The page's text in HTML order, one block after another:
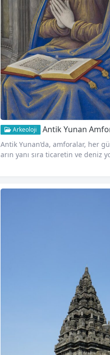
Arkeoloji Antik Yunan
Antik Yunan’da, amforalar, her
arın yanı sıra ticaretin ve deniz
el unsurlarından biriydi. Bu